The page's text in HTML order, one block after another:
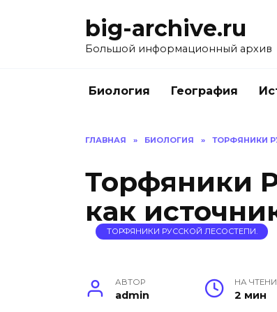
big-archive.ru
Большой информационный архив
Биология География
ГЛАВНАЯ » БИОЛОГИЯ » ТОРФЯНИКИ
Торфяники
как
ТОРФЯНИКИ РУССКОЙ ЛЕСОСТЕПИ.
АВТОР
admin
НА
2 мин